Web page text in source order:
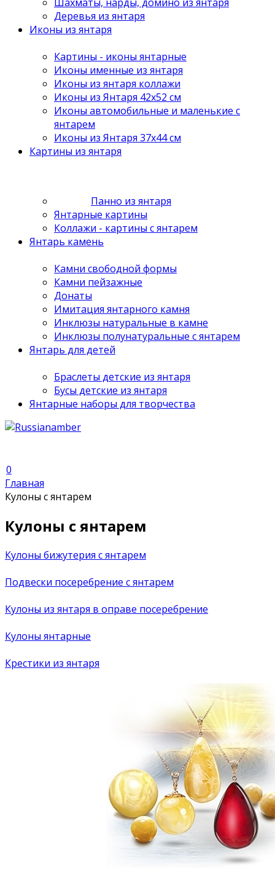
Деревья из янтаря
Иконы из янтаря
Картины - иконы янтарные
Иконы именные из янтаря
Иконы из янтаря коллажи
Иконы из Янтаря 42х52 см
Иконы автомобильные и маленькие с
янтарем
Иконы из Янтаря 37х44 см
Картины из янтаря
Панно из янтаря
Янтарные картины
Коллажи - картины с янтарем
Янтарь камень
Камни свободной формы
Камни пейзажные
Донаты
Имитация янтарного камня
Инклюзы натуральные в камне
Инклюзы полунатуральные с янтарем
Янтарь для детей
Браслеты детские из янтаря
Бусы детские из янтаря
Янтарные наборы для творчества
0
Главная
Кулоны с янтарем
Кулоны с янтарем
Кулоны бижутерия с янтарем
Подвески посеребрение с янтарем
Кулоны из янтаря в оправе посеребрение
Кулоны янтарные
Крестики из янтаря